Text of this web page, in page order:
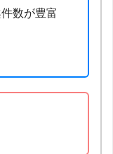
数が豊富